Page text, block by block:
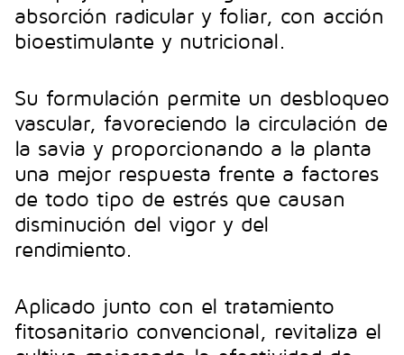
absorción radicular y foliar, con acción
bioestimulante y nutricional.
Su formulación permite un desbloqueo
vascular, favoreciendo la circulación de
la savia y proporcionando a la planta
una mejor respuesta frente a factores
de todo tipo de estrés que causan
disminución del vigor y del
rendimiento.
Aplicado junto con el tratamiento
fitosanitario convencional, revitaliza el